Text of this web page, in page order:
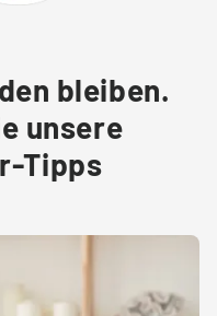
bleiben.
unsere
Tipps